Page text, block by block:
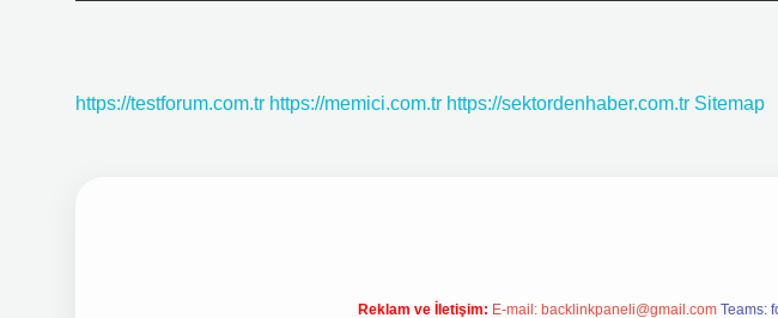
https://testforum.com.tr https://memici.com.tr https://sektordenhaber.com.tr Sitemap
Reklam ve İletişim: E-mail: backlinkpaneli@gmail.com Teams: